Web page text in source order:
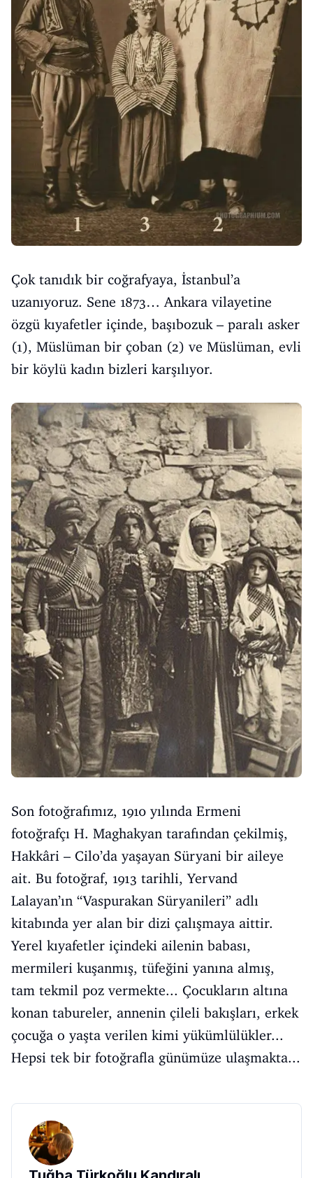
Çok tanıdık bir coğrafyaya, İstanbul’a
uzanıyoruz. Sene 1873… Ankara vilayetine
özgü kıyafetler içinde, başıbozuk – paralı asker
(1), Müslüman bir çoban (2) ve Müslüman, evli
bir köylü kadın bizleri karşılıyor.
Son fotoğrafımız, 1910 yılında Ermeni
fotoğrafçı H. Maghakyan tarafından çekilmiş,
Hakkâri – Cilo’da yaşayan Süryani bir aileye
ait. Bu fotoğraf, 1913 tarihli, Yervand
Lalayan’ın “Vaspurakan Süryanileri” adlı
kitabında yer alan bir dizi çalışmaya aittir.
Yerel kıyafetler içindeki ailenin babası,
mermileri kuşanmış, tüfeğini yanına almış,
tam tekmil poz vermekte... Çocukların altına
konan tabureler, annenin çileli bakışları, erkek
çocuğa o yaşta verilen kimi yükümlülükler...
Hepsi tek bir fotoğrafla günümüze ulaşmakta...